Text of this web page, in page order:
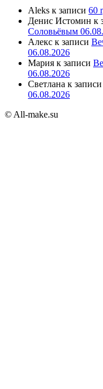
Aleks к записи 60
Денис Истомин к
Соловьёвым
Алекс к записи
06.08.2026
Мария к записи
06.08.2026
Светлана к записи
06.08.2026
© All-make.su